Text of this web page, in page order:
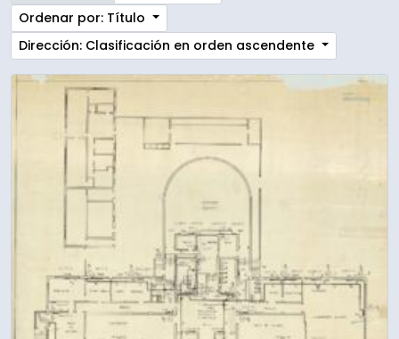
Ordenar por: Título
Dirección: Clasificación en orden ascendente